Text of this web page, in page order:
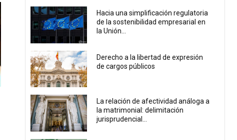
Hacia una simplificación regulatoria
de la sostenibilidad empresarial en
la Unión...
Derecho a la libertad de expresión
de cargos públicos
La relación de afectividad análoga a
la matrimonial: delimitación
jurisprudencial...